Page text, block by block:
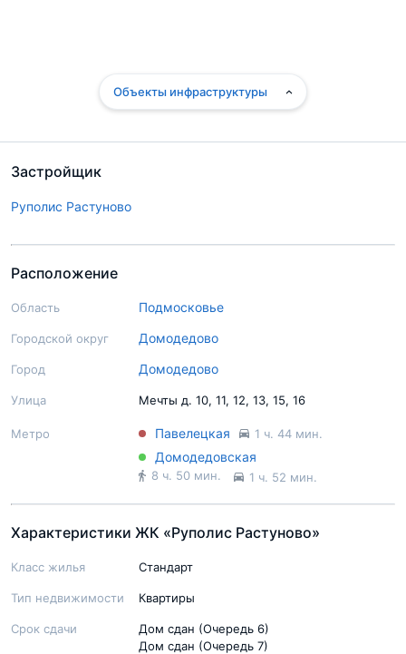
Застройщик
Руполис Растуново
Расположение
Область Подмосковье
Городской округ Домодедово
Город Домодедово
Улица Мечты д. 10, 11, 12, 13, 15, 16
Метро Павелецкая 1 ч. 44 мин.
Домодедовская
8 ч. 50 мин. 1 ч. 52 мин.
Характеристики ЖК «Руполис Растуново»
Класс жилья Стандарт
Тип недвижимости Квартиры
Срок сдачи
Дом сдан (Очередь 6)
Дом сдан (Очередь 7)
Объекты инфраструктуры